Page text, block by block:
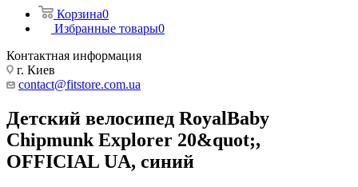
Корзина0
Избранные товары0
Контактная информация
г. Киев
contact@fitstore.com.ua
Детский велосипед RoyalBaby
Chipmunk Explorer 20&quot;,
OFFICIAL UA, синий